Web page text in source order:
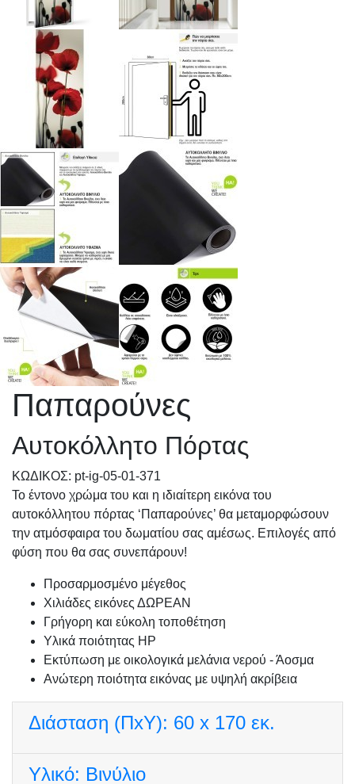
Παπαρούνες
Αυτοκόλλητο Πόρτας
KΩΔΙΚΟΣ: pt-ig-05-01-371
Το έντονο χρώμα του και η ιδιαίτερη εικόνα του
αυτοκόλλητου πόρτας ‘Παπαρούνες’ θα μεταμορφώσουν
την ατμόσφαιρα του δωματίου σας αμέσως. Επιλογές από
φύση που θα σας συνεπάρουν!
Προσαρμοσμένo μέγεθος
Χιλιάδες εικόνες ΔΩΡΕΑΝ
Γρήγορη και εύκολη τοποθέτηση
Υλικά ποιότητας HP
Εκτύπωση με οικολογικά μελάνια νερού - Άοσμα
Ανώτερη ποιότητα εικόνας με υψηλή ακρίβεια
Διάσταση (ΠxΥ): 60 x 170 εκ.
Υλικό: Βινύλιο